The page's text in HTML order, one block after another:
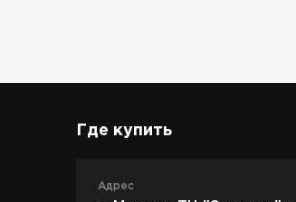
Где купить
Адрес